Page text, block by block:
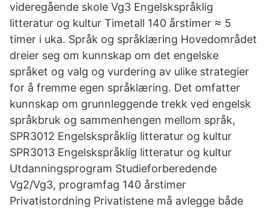
videregående skole Vg3 Engelskspråklig
litteratur og kultur Timetall 140 årstimer ≈ 5
timer i uka. Språk og språklæring Hovedområdet
dreier seg om kunnskap om det engelske
språket og valg og vurdering av ulike strategier
for å fremme egen språklæring. Det omfatter
kunnskap om grunnleggende trekk ved engelsk
språkbruk og sammenhengen mellom språk,
SPR3012 Engelskspråklig litteratur og kultur
SPR3013 Engelskspråklig litteratur og kultur
Utdanningsprogram Studieforberedende
Vg2/Vg3, programfag 140 årstimer
Privatistordning Privatistene må avlegge både